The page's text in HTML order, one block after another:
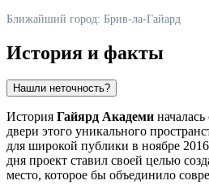
Ближайший город: Брив-ла-Гайард
История и факты
Нашли неточность?
История Гайярд Академи
двери этого уникального
для широкой публики в ноябре
дня проект ставил своей целью
место, которое бы объединило